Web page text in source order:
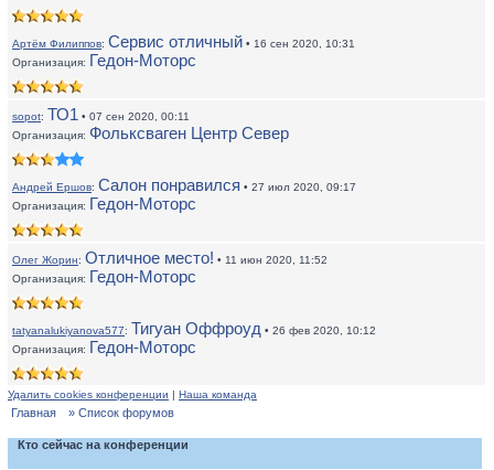
Артём Филиппов: Сервис отличный • 16 сен 2020, 10:31
Организация: Гедон-Моторс
sopot: ТО1 • 07 сен 2020, 00:11
Организация: Фольксваген Центр Север
Андрей Ершов: Салон понравился • 27 июл 2020, 09:17
Организация: Гедон-Моторс
Олег Жорин: Отличное место! • 11 июн 2020, 11:52
Организация: Гедон-Моторс
tatyanalukiyanova577: Тигуан Оффроуд • 26 фев 2020, 10:12
Организация: Гедон-Моторс
Удалить cookies конференции | Наша команда
Главная » Список форумов
Кто сейчас на конференции